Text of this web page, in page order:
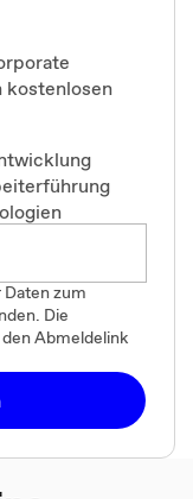
kostenlosen
zum
Die
Abmeldelink